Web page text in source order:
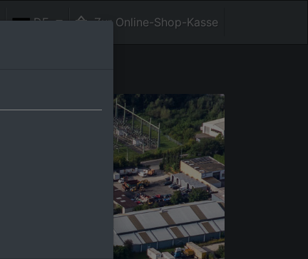
DE Zur Online-Shop-Kasse